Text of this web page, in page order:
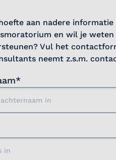
aan nadere
en wil je
Vul het
neemt z.s.m.